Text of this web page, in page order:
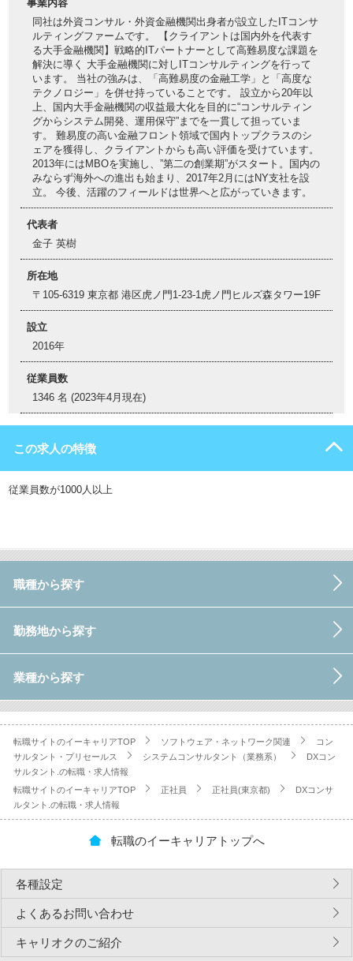
事業内容
同社は外資コンサル・外資金融機関出身者が設立したITコンサ
ルティングファームです。 【クライアントは国内外を代表す
る大手金融機関】戦略的ITパートナーとして高難易度な課題を
解決に導く 大手金融機関に対しITコンサルティングを行って
います。 当社の強みは、「高難易度の金融工学」と「高度な
テクノロジー」を併せ持っていることです。 設立から20年以
上、国内大手金融機関の収益最大化を目的に“コンサルティン
グからシステム開発、運用保守”までを一貫して担っていま
す。 難易度の高い金融フロント領域で国内トップクラスのシ
ェアを獲得し、クライアントからも高い評価を受けています。
2013年にはMBOを実施し、”第二の創業期”がスタート。国内の
みならず海外への進出も始まり、2017年2月にはNY支社を設
立。 今後、活躍のフィールドは世界へと広がっていきます。
代表者
金子 英樹
所在地
〒105-6319 東京都 港区虎ノ門1-23-1虎ノ門ヒルズ森タワー19F
設立
2016年
従業員数
1346 名 (2023年4月現在)
この求人の特徴
従業員数が1000人以上
職種から探す
勤務地から探す
業種から探す
転職サイトのイーキャリアTOP ソフトウェア・ネットワーク関連
コン
サルタント・プリセールス
システムコンサルタント（業務系）
DXコン
サルタント.の転職・求人情報
転職サイトのイーキャリアTOP
正社員 正社員(東京都)
DXコンサ
ルタント.の転職・求人情報
転職のイーキャリアトップへ
各種設定
よくあるお問い合わせ
キャリオクのご紹介